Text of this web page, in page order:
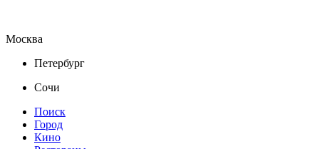
Москва
Петербург
Сочи
Поиск
Город
Кино